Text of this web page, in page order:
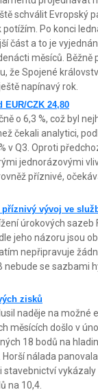
schválit Evropský
Po konci
část a to je
měsíců.
že Spojené
napínavý rok.
CZK 24,80
o 6,3 %, což byl
čekali analytici,
v Q3. Oproti
jednorázovými
příznivé,
vývoj ve
úrokových
jeho názoru jsou
nepřipravuje
nebude se sazbami
zisků
naděje na možné
měsících došlo v
18 bodů na
nálada
vykázaly
na 10,4.